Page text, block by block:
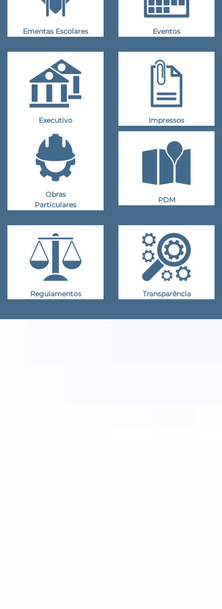
Ementas Escolares Eventos
Executivo Impressos
Obras
Particulares
PDM
Regulamentos Transparência